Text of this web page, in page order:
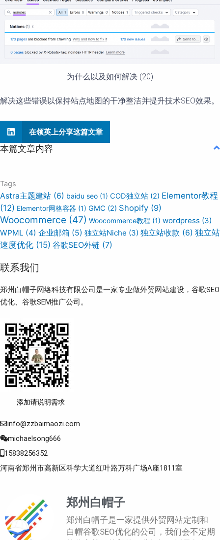
为什么以及如何解决 (20)
解决这些错误以保持站点地图的干净整洁并提升技术SEO效果。
在领英上分享这篇文章
本篇文章内容
Tags
Astra主题建站 (6) baidu seo (1) COD独立站 (2) Elementor教程
(12) Elementor网格容器 (1) GMC (2) Shopify (9)
Woocommerce (47) Woocommerce教程 (1) wordpress (3)
WPML (4) 企业邮箱 (5) 独立站Niche (3) 独立站收款 (6) 独立站
速度优化 (15) 谷歌SEO外链 (7)
联系我们
郑州白帽子网络科技有限公司是一家专业做外贸网站建设，谷歌SEO
优化、谷歌SEM推广公司。
添加请说明需求
info@zzbaimaozi.com
michaelsong666
15838256352
河南省郑州市高新区科学大道红叶路万科广场A座1811室
郑州白帽子
郑州白帽子是一家提供外贸网站定制和
白帽谷歌SEO优化的公司，我们会不定期